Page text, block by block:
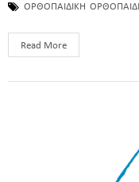
ΟΡΘΟΠΑΙΔΙΚΗ
Read More